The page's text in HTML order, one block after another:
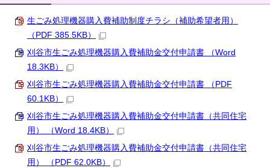
生ごみ処理機器購入費補助制度チラシ（補助希望者用）
（PDF 385.5KB）
刈谷市生ごみ処理機器購入費補助金交付申請書 （Word
18.3KB）
刈谷市生ごみ処理機器購入費補助金交付申請書 （PDF
60.1KB）
刈谷市生ごみ処理機器購入費補助金交付申請書（共同住宅
用） （Word 18.4KB）
刈谷市生ごみ処理機器購入費補助金交付申請書（共同住宅
用） （PDF 62.0KB）